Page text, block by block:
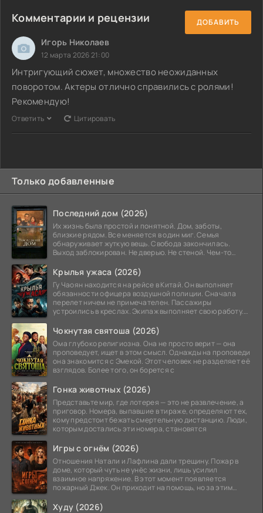
Комментарии и рецензии ДОБАВИТЬ
Игорь Николаев
12 марта 2026 21:00
Интригующий сюжет, множество неожиданных
поворотом. Актеры отлично справились с ролями!
Рекомендую!
Ответить Цитировать
Только добавленные
Последний дом (2026)
Их жизнь была простой и понятной. Дом, заботы,
близкие рядом. Все меняется в один миг. Семья
обнаруживает жуткую вещь. Свобода закончилась.
Выход заблокирован. Не дверью. Не стеной. Чем-то
Крылья ужаса (2026)
Гу Чаоян находится на рейсе в Китай. Он выполняет
обязанности офицера воздушной полиции. Сначала
перелет ничем не примечателен. Пассажиры
устроились в креслах. Экипаж выполняет свою работу.
Чокнутая святоша (2026)
Ома глубоко религиозна. Она не просто верит — она
проповедует, ищет в этом смысл. Однажды на проповеди
она знакомится с Эмекой. Этот человек не разделяет её
взглядов. Более того, он борется с
Гонка животных (2026)
Представьте мир, где лотерея — это не развлечение, а
приговор. Номера, выпавшие в тираже, определяют тех,
кому предстоит бежать смертельную дистанцию. Люди,
которым достались эти номера, становятся
Игры с огнём (2026)
Отношения Натали и Лафлина дали трещину. Пожар в
доме, который чуть не унёс жизни, лишь усилил
взаимное напряжение. В этот момент появляется
пожарный Джек. Он приходит на помощь, но за этим
Худу (2026)